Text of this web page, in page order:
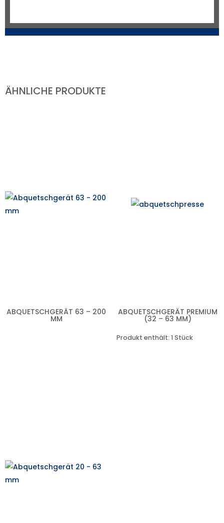
125
mm
ÄHNLICHE PRODUKTE
ABQUETSCHGERÄT 63 – 200
MM
ABQUETSCHGERÄT PREMIUM
(32 – 63 MM)
Produkt enthält: 1 Stück